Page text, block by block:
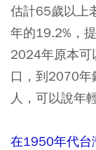
估計65歲以上
年的19.2%，
2024年原本可
口，到2070年
人，可以說年
在1950年代台